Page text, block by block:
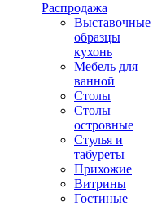
Распродажа
Выставочные
образцы
кухонь
Мебель для
ванной
Столы
Столы
островные
Стулья и
табуреты
Прихожие
Витрины
Гостиные